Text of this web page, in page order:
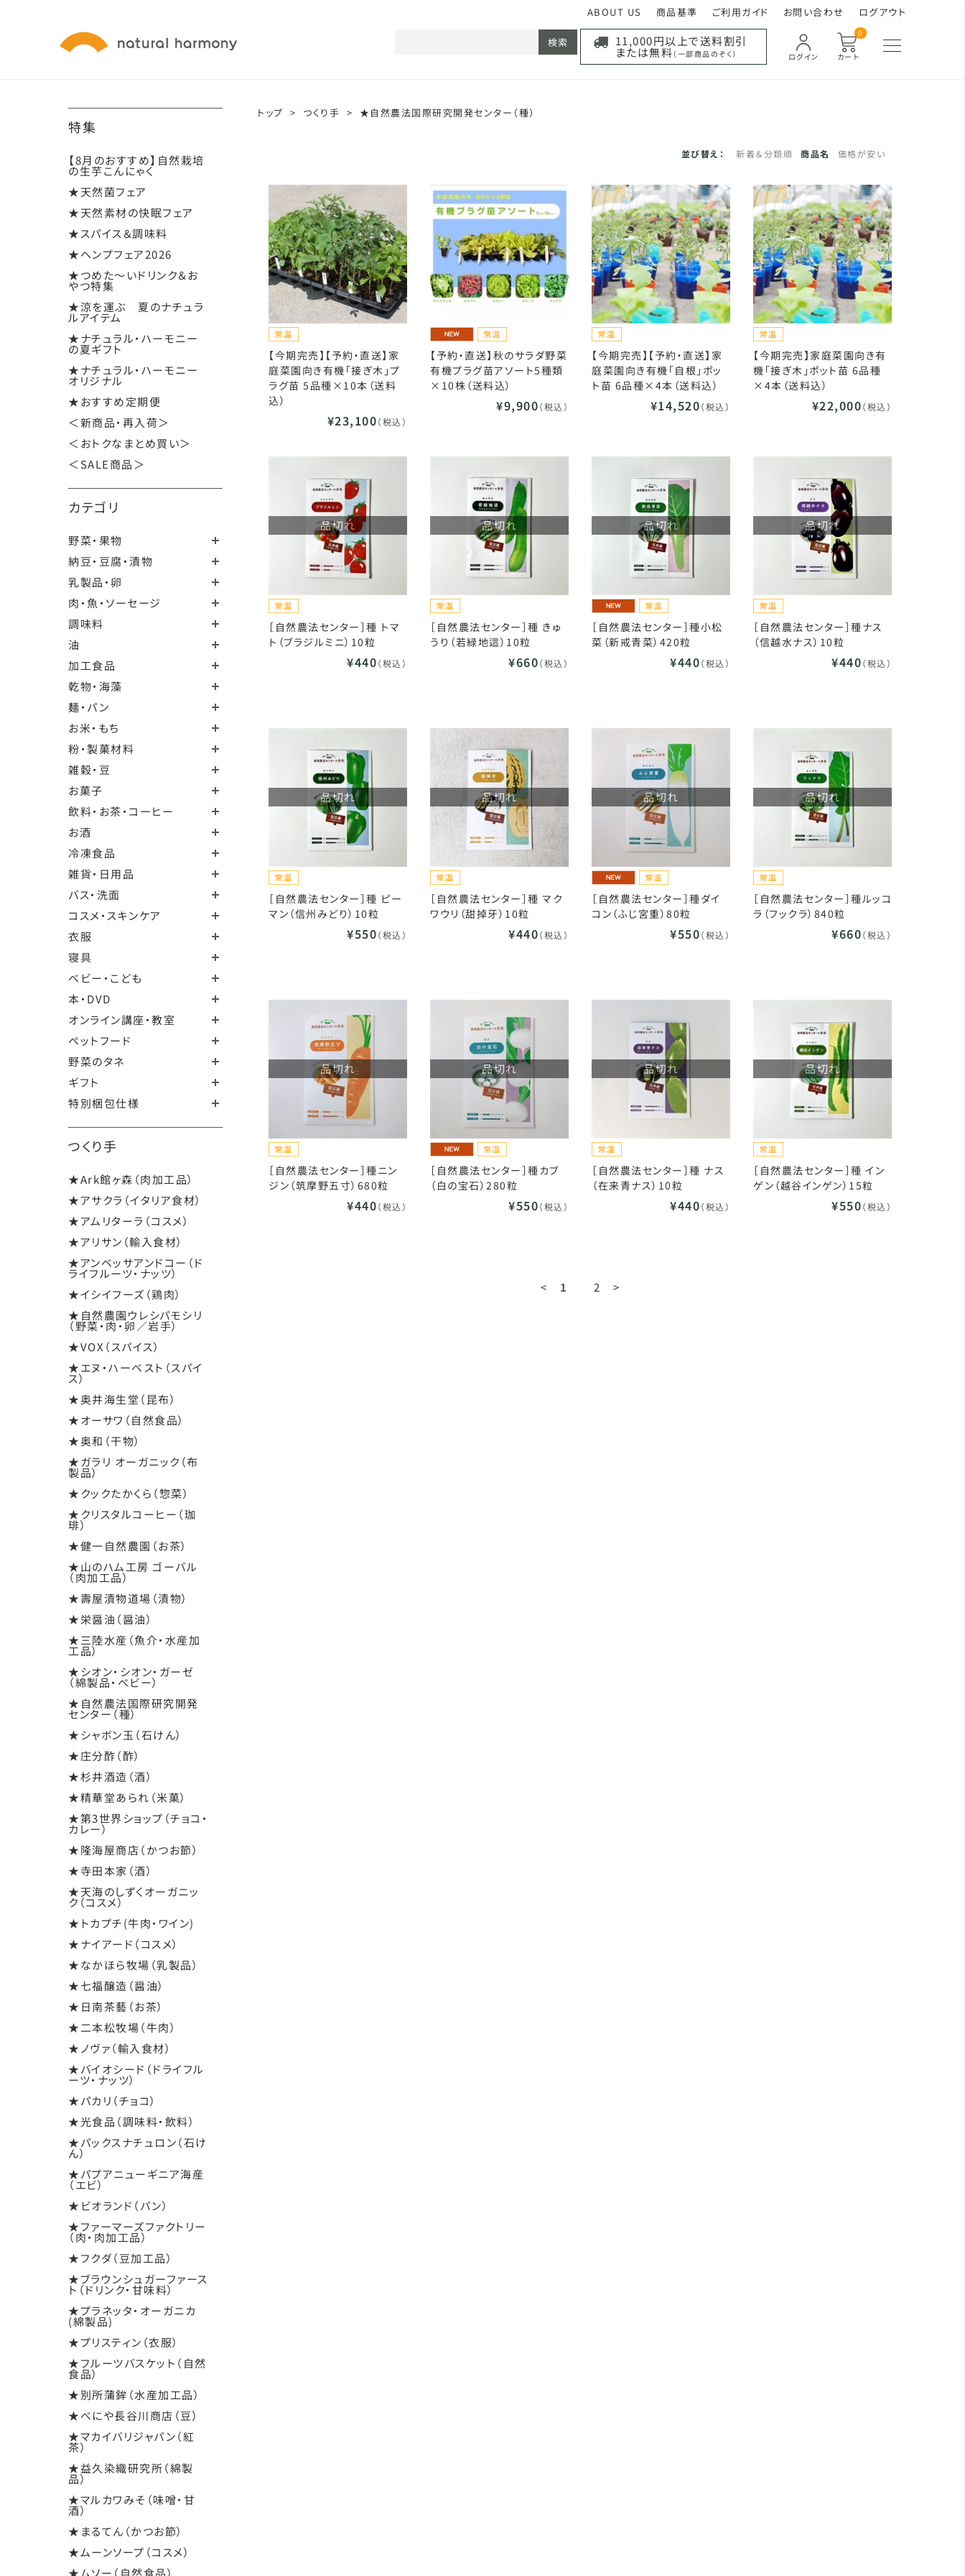
ABOUT US 商品基準 ご利用ガイド お問い合わせ ログアウト
カート
0
ログイン
11,000円以上で送料割引
または無料 （一部商品のぞく）
検索
特集
【8月のおすすめ】自然栽培
の生芋こんにゃく
★天然菌フェア
★天然素材の快眠フェア
★スパイス＆調味料
★ヘンプフェア2026
★つめた～いドリンク＆お
やつ特集
★涼を運ぶ 夏のナチュラ
ルアイテム
★ナチュラル・ハーモニー
の夏ギフト
★ナチュラル・ハーモニー
オリジナル
★おすすめ定期便
＜新商品・再入荷＞
＜おトクなまとめ買い＞
＜SALE商品＞
カテゴリ
野菜・果物
納豆・豆腐・漬物
乳製品・卵
肉・魚・ソーセージ
調味料
油
加工食品
乾物・海藻
麺・パン
お米・もち
粉・製菓材料
雑穀・豆
お菓子
飲料・お茶・コーヒー
お酒
冷凍食品
雑貨・日用品
バス・洗面
コスメ・スキンケア
衣服
寝具
ベビー・こども
本・DVD
オンライン講座・教室
ペットフード
野菜のタネ
ギフト
特別梱包仕様
つくり手
★Ark館ヶ森（肉加工品）
★アサクラ（イタリア食材）
★アムリターラ（コスメ）
★アリサン（輸入食材）
★アンベッサアンドコー（ド
ライフルーツ・ナッツ）
★イシイフーズ（鶏肉）
★自然農園ウレシパモシリ
（野菜・肉・卵／岩手）
★VOX（スパイス）
★エヌ・ハーベスト（スパイ
ス）
★奥井海生堂（昆布）
★オーサワ（自然食品）
★奥和（干物）
★ガラリ オーガニック（布
製品）
★クックたかくら（惣菜）
★クリスタルコーヒー（珈
琲）
★健一自然農園（お茶）
★山のハム工房 ゴーバル
（肉加工品）
★壽屋漬物道場（漬物）
★栄醤油（醤油）
★三陸水産（魚介・水産加
工品）
★シオン・シオン・ガーゼ
（綿製品・ベビー）
★自然農法国際研究開発
センター（種）
★シャボン玉（石けん）
★庄分酢（酢）
★杉井酒造（酒）
★精華堂あられ（米菓）
★第3世界ショップ（チョコ・
カレー）
★隆海屋商店（かつお節）
★寺田本家（酒）
★天海のしずくオーガニッ
ク（コスメ）
★トカプチ(牛肉・ワイン)
★ナイアード（コスメ）
★なかほら牧場（乳製品）
★七福醸造（醤油）
★日南茶藝（お茶）
★二本松牧場（牛肉）
★ノヴァ（輸入食材）
★バイオシード（ドライフル
ーツ・ナッツ）
★パカリ（チョコ）
★光食品（調味料・飲料）
★パックスナチュロン（石け
ん）
★パプアニューギニア海産
（エビ）
★ビオランド（パン）
★ファーマーズファクトリー
（肉・肉加工品）
★フクダ（豆加工品）
★ブラウンシュガーファース
ト（ドリンク・甘味料）
★プラネッタ・オーガニカ
(綿製品)
★プリスティン（衣服）
★フルーツバスケット（自然
食品）
★別所蒲鉾（水産加工品）
★べにや長谷川商店（豆）
★マカイバリジャパン（紅
茶）
★益久染織研究所（綿製
品）
★マルカワみそ（味噌・甘
酒）
★まるてん（かつお節）
★ムーンソープ（コスメ）
★ムソー（自然食品）
トップ > つくり手 > ★自然農法国際研究開発センター（種）
並び替え： 新着＆分類順 商品名 価格が安い
【今期完売】【予約・直送】家
庭菜園向き有機「接ぎ木」プ
ラグ苗 5品種×10本（送料
込）
¥23,100（税込）
【予約・直送】秋のサラダ野菜
有機プラグ苗アソート5種類
×10株（送料込）
¥9,900（税込）
【今期完売】【予約・直送】家
庭菜園向き有機「自根」ポッ
ト苗 6品種×4本（送料込）
¥14,520（税込）
【今期完売】家庭菜園向き有
機「接ぎ木」ポット苗 6品種
×4本（送料込）
¥22,000（税込）
品切れ
［自然農法センター］種 トマ
ト（ブラジルミニ）10粒
¥440（税込）
品切れ
［自然農法センター］種 きゅ
うり（若緑地這）10粒
¥660（税込）
品切れ
［自然農法センター］種小松
菜（新戒青菜）420粒
¥440（税込）
品切れ
［自然農法センター］種ナス
（信越水ナス）10粒
¥440（税込）
品切れ
［自然農法センター］種 ピー
マン（信州みどり）10粒
¥550（税込）
品切れ
［自然農法センター］種 マク
ワウリ（甜掉牙）10粒
¥440（税込）
品切れ
［自然農法センター］種ダイ
コン（ふじ宮重）80粒
¥550（税込）
品切れ
［自然農法センター］種ルッコ
ラ（フックラ）840粒
¥660（税込）
品切れ
［自然農法センター］種ニン
ジン（筑摩野五寸）680粒
¥440（税込）
品切れ
［自然農法センター］種カブ
（白の宝石）280粒
¥550（税込）
品切れ
［自然農法センター］種 ナス
（在来青ナス）10粒
¥440（税込）
品切れ
［自然農法センター］種 イン
ゲン（越谷インゲン）15粒
¥550（税込）
< 1 2 >